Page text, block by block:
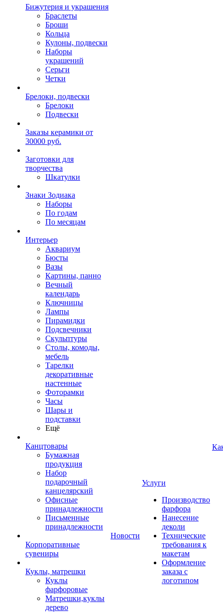
Бижутерия и украшения
Браслеты
Броши
Кольца
Кулоны, подвески
Наборы
украшений
Серьги
Четки
Брелоки, подвески
Брелоки
Подвески
Заказы керамики от
30000 руб.
Заготовки для
творчества
Шкатулки
Знаки Зодиака
Наборы
По годам
По месяцам
Интерьер
Аквариум
Бюсты
Вазы
Картины, панно
Вечный
календарь
Ключницы
Лампы
Пирамидки
Подсвечники
Скульптуры
Столы, комоды,
мебель
Тарелки
декоративные
настенные
Фоторамки
Часы
Шары и
подставки
Ещё
Канцтовары
Бумажная
продукция
Набор
подарочный
канцелярский
Офисные
принадлежности
Письменные
принадлежности
Корпоративные
сувениры
Куклы, матрешки
Куклы
фарфоровые
Матрешки,куклы
дерево
Новости
Услуги
Производство
фарфора
Нанесение
деколи
Технические
требования к
макетам
Оформление
заказа с
логотипом